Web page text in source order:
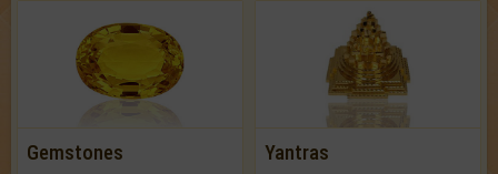
Gemstones Yantras